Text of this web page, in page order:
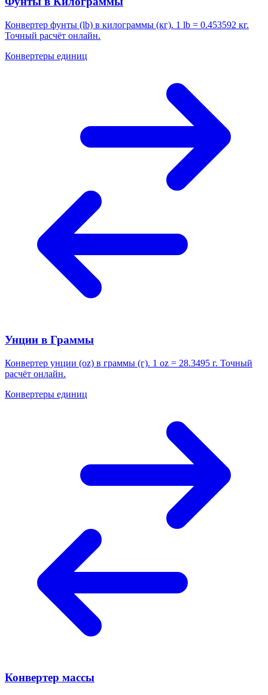
Конвертер фунты (lb) в килограммы (кг). 1 lb = 0.453592 кг.
Точный расчёт онлайн.
Конвертеры единиц
Унции в Граммы
Конвертер унции (oz) в граммы (г). 1 oz = 28.3495 г. Точный
расчёт онлайн.
Конвертеры единиц
Конвертер массы